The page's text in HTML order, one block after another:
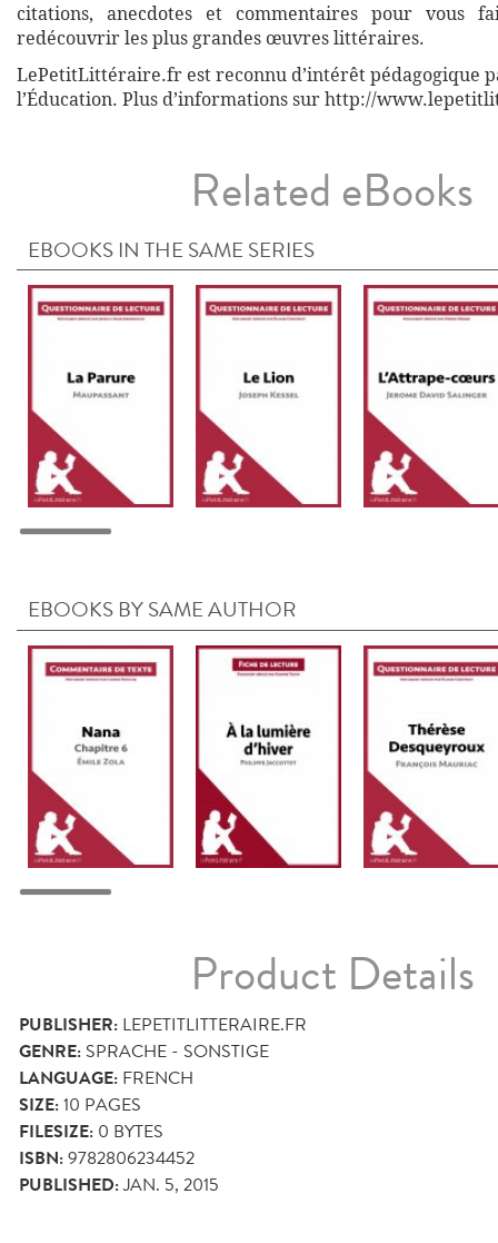
citations, anecdotes et commentaires pour vous
redécouvrir les plus grandes œuvres littéraires.
LePetitLittéraire.fr est reconnu d’intérêt pédagogique
l’Éducation. Plus d’informations sur http://
Related eBooks
EBOOKS IN THE SAME SERIES
EBOOKS BY SAME AUTHOR
Product Details
PUBLISHER: LEPETITLITTERAIRE.FR
GENRE: SPRACHE - SONSTIGE
LANGUAGE: FRENCH
SIZE:10 PAGES
FILESIZE: 0 BYTES
ISBN:9782806234452
PUBLISHED:JAN. 5, 2015